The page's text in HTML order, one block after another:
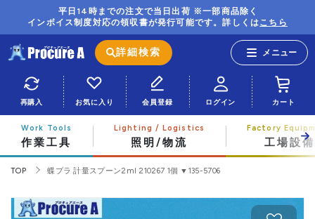
平日14時までの注文で当日出荷 ※一部商品除く
インボイス制度対応の領収書が発行可能です。詳しくはこちら
詳細検索
再購入 お気に入り 会員登録 ログイン カート
作業工具 照明/物流 工場設備
TOP 蝶プラ 計量スプーン2ml 210267 1個 ▼135-5706